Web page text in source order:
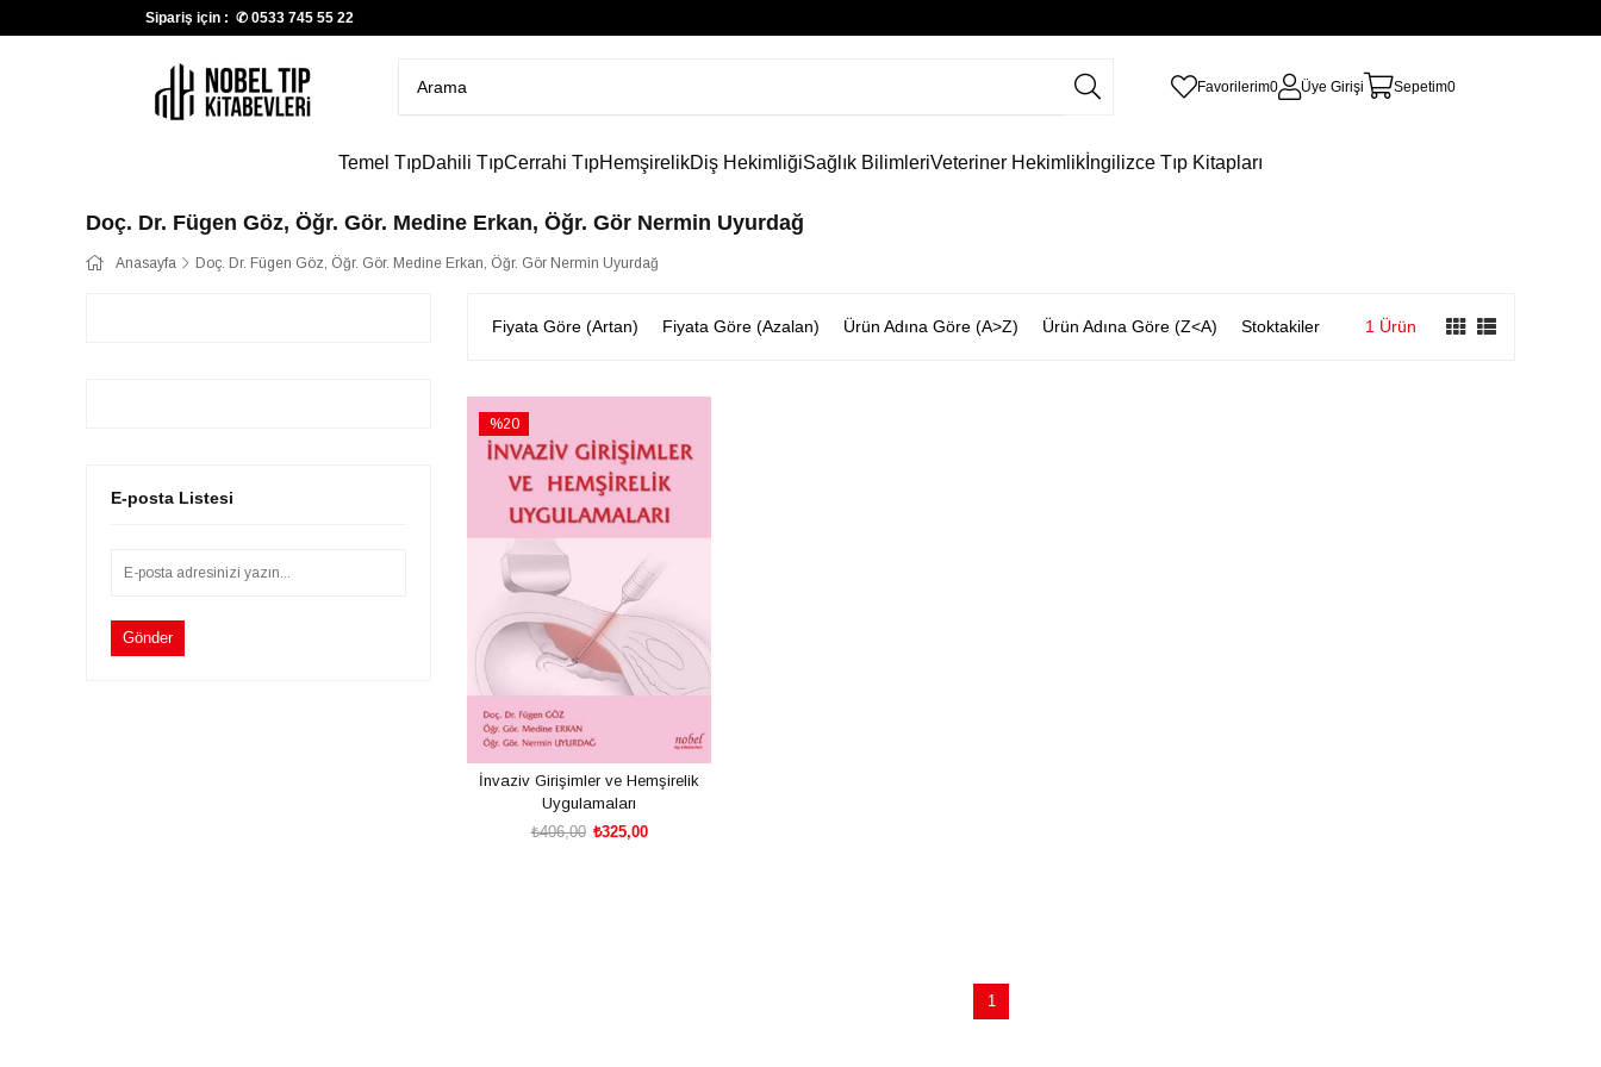
Sipariş için : ✆ 0533 745 55 22
Favorilerim0 Üye Girişi Sepetim0
Temel TıpDahili TıpCerrahi TıpHemşirelikDiş HekimliğiSağlık BilimleriVeteriner Hekimlik İngilizce Tıp Kitapları
Doç. Dr. Fügen Göz, Öğr. Gör. Medine Erkan, Öğr. Gör Nermin Uyurdağ
Anasayfa Doç. Dr. Fügen Göz, Öğr. Gör. Medine Erkan, Öğr. Gör Nermin Uyurdağ
E-posta Listesi
Gönder
Fiyata Göre (Artan) Fiyata Göre (Azalan) Ürün Adına Göre (A>Z) Ürün Adına Göre (Z<A) Stoktakiler 1 Ürün
%20
İndirim
İnvaziv Girişimler ve Hemşirelik
Uygulamaları
₺325,00
₺406,00
1